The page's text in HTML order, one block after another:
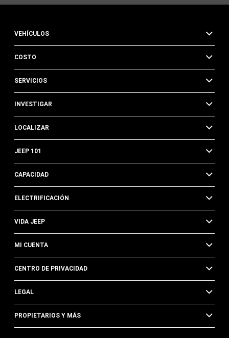
VEHÍCULOS
COSTO
SERVICIOS
INVESTIGAR
LOCALIZAR
JEEP 101
CAPACIDAD
ELECTRIFICACIÓN
VIDA JEEP
MI CUENTA
CENTRO DE PRIVACIDAD
LEGAL
PROPIETARIOS Y MÁS